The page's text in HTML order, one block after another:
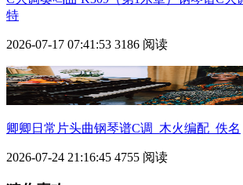
特
2026-07-17 07:41:53 3186 阅读
卿卿日常片头曲钢琴谱C调_木火编配_佚名
2026-07-24 21:16:45 4755 阅读